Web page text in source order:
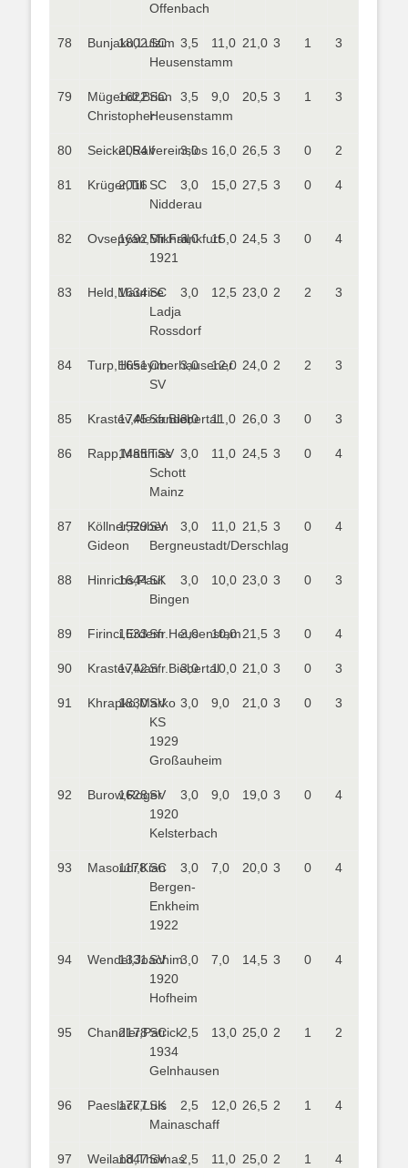
Offenbach
78 Bunjaku,Lulzim
1802SC
Heusenstamm
3,5 11,0 21,0 3 1 3
79
Mügendt,Brian
Christopher
1622SC
Heusenstamm
3,5 9,0 20,5 3 1 3
80 Seickel,Ralf
2054vereinslos
3,0 16,0 26,5 3 0 2
81 Krüger,Till
2016 SC
Nidderau
3,0 15,0 27,5 3 0 4
82 Ovsepyan,Mikhail
1692 Sfr.Frankfurt
1921
3,0 15,0 24,5 3 0 4
83 Held,Maurice
1634SC
Ladja
Rossdorf
3,0 12,5 23,0 2 2 3
84 Turp,Hüseyim
1651Oberhausener
SV
3,0 12,0 24,0 2 2 3
85 Krastev,Alexander
1745Sfr.Biebertal
3,0 11,0 26,0 3 0 3
86 Rapp,Matthias
1485TSV
Schott
Mainz
3,0 11,0 24,5 3 0 4
87
Köllner,Ruben
Gideon
1529SV
Bergneustadt/Derschlag
3,0 11,0 21,5 3 0 4
88 Hinrichs,Paul
1644SK
Bingen
3,0 10,0 23,0 3 0 3
89 Firinci,Erdem
1633Sfr.Heusenstam
3,0 10,0 21,5 3 0 4
90 Krastev,Ivan
1742Sfr.Biebertal
3,0 10,0 21,0 3 0 3
91 Khrapko,Marko
1830SV
KS
1929
Großauheim
3,0 9,0 21,0 3 0 3
92 Burow,Roger
1628SV
1920
Kelsterbach
3,0 9,0 19,0 3 0 4
93 Masoudi,Kian
1178SC
Bergen-
Enkheim
1922
3,0 7,0 20,0 3 0 4
94 Wendel,Joachim
1331SV
1920
Hofheim
3,0 7,0 14,5 3 0 4
95 Chandler,Patrick
2178SC
1934
Gelnhausen
2,5 13,0 25,0 2 1 2
96 Paeslack,Luis
1777SK
Mainaschaff
2,5 12,0 26,5 2 1 4
97 Weiland,Thomas
1847SV
2,5 11,0 25,0 2 1 4